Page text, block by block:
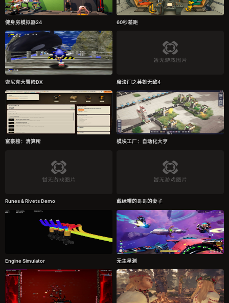
健身房模拟器24 60秒差距
索尼克大冒险DX 魔法门之英雄无敌4
富豪榜：清算所 模块工厂：自动化大亨
Runes & Rivets Demo 戴绿帽的哥哥的妻子
Engine Simulator 无主星渊